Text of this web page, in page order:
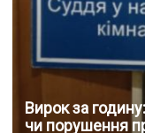
Вирок за
чи порушення